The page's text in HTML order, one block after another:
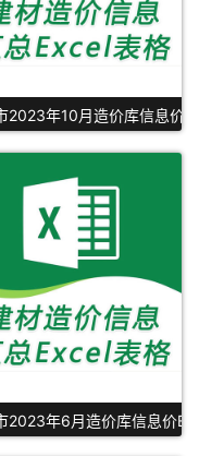
2023年10月造价库信息价
下载
2023年6月造价库信息价